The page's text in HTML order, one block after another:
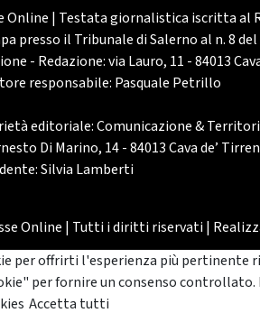
Online | Testata giornalistica iscritta al
presso il Tribunale di Salerno al n. 8
- Redazione: via Lauro, 11 - 84013
responsabile: Pasquale Petrillo
editoriale: Comunicazione &
Di Marino, 14 - 84013 Cava de’
Silvia Lamberti
Online | Tutti i diritti riservati |
per offrirti l'esperienza più pertinente
per fornire un consenso controllato.
Accetta tutti